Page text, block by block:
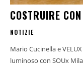
COSTRUIRE
NOTIZIE
Mario Cucinella e
luminoso con SOUx